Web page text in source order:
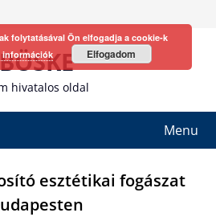
hivatalos oldal
Menu
esztétikai fogászat
folytatásával Ön elfogadja a cookie-k
információk Elfogadom